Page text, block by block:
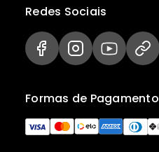
Formas de Pagamento
Redes Sociais